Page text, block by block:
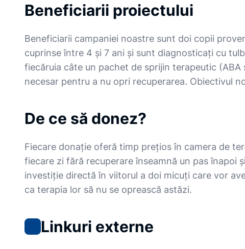
Beneficiarii proiectului
Beneficiarii campaniei noastre sunt doi copii
cuprinse între 4 și 7 ani și sunt diagnosticați cu
fiecăruia câte un pachet de sprijin terapeutic
necesar pentru a nu opri recuperarea. Obiectivul
De ce să donez?
Fiecare donație oferă timp prețios în camera de
fiecare zi fără recuperare înseamnă un pas
investiție directă în viitorul a doi micuți care vor
ca terapia lor să nu se oprească astăzi.
Linkuri externe